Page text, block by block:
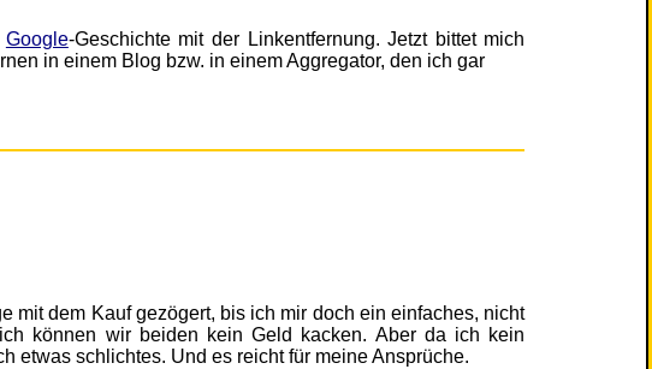
Google-Geschichte mit der Linkentfernung. Jetzt bittet mich
in einem Blog bzw. in einem Aggregator, den ich gar
mit dem Kauf gezögert, bis ich mir doch ein einfaches, nicht
können wir beiden kein Geld kacken. Aber da ich kein
etwas schlichtes. Und es reicht für meine Ansprüche.